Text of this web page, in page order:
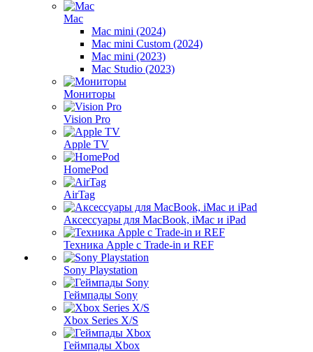
Mac
Mac mini (2024)
Mac mini Custom (2024)
Mac mini (2023)
Mac Studio (2023)
Мониторы
Vision Pro
Apple TV
HomePod
AirTag
Аксессуары для MacBook, iMac и iPad
Техника Apple с Trade-in и REF
Sony Playstation
Геймпады Sony
Xbox Series X/S
Геймпады Xbox